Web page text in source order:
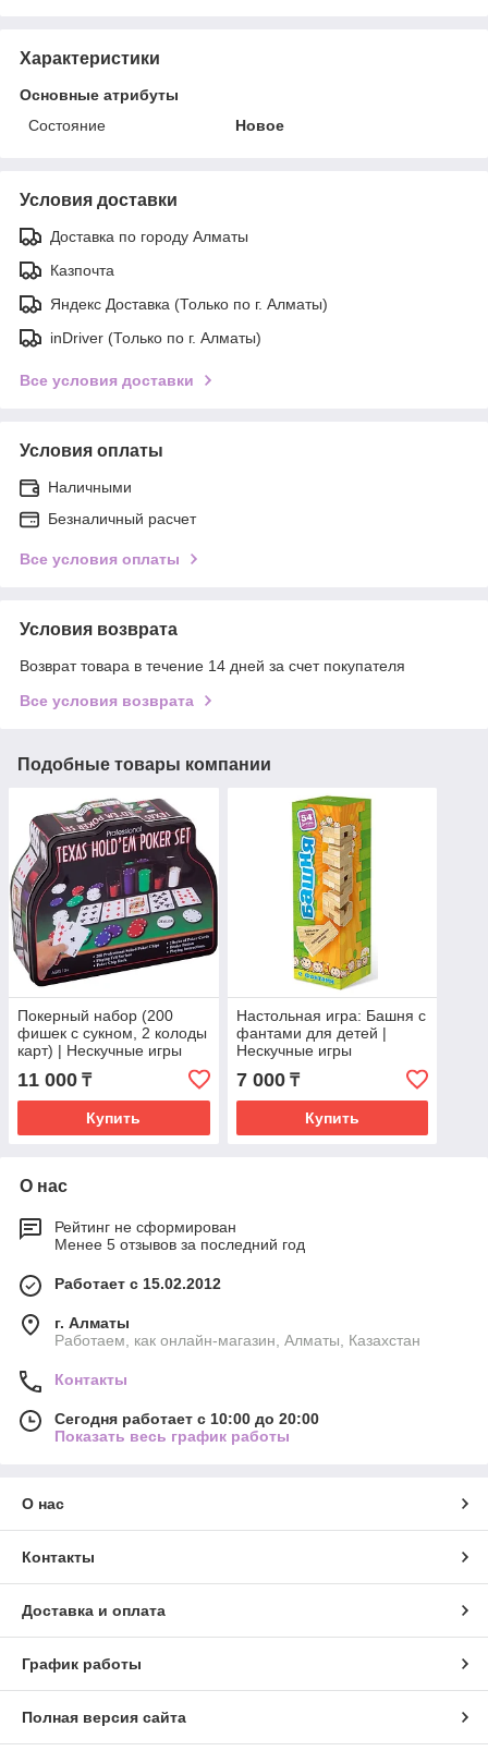
Характеристики
Основные атрибуты
Состояние
Новое
Условия доставки
Доставка по городу Алматы
Казпочта
Яндекс Доставка (Только по г. Алматы)
inDriver (Только по г. Алматы)
Все условия доставки
Условия оплаты
Наличными
Безналичный расчет
Все условия оплаты
Условия возврата
Возврат товара в течение 14 дней за счет покупателя
Все условия возврата
Подобные товары компании
Покерный набор (200
фишек с сукном, 2 колоды
карт) | Нескучные игры
11 000 ₸
Купить
Настольная игра: Башня с
фантами для детей |
Нескучные игры
7 000₸
Купить
О нас
Рейтинг не сформирован
Менее 5 отзывов за последний год
Работает с 15.02.2012
г. Алматы
Работаем, как онлайн-магазин, Алматы, Казахстан
Контакты
Сегодня работает с 10:00 до 20:00
Показать весь график работы
О нас
Контакты
Доставка и оплата
График работы
Полная версия сайта